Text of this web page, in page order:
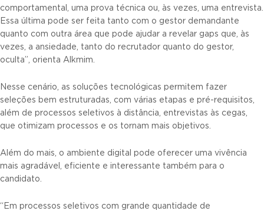
comportamental, uma prova técnica ou, às vezes, uma entrevista.
Essa última pode ser feita tanto com o gestor demandante
quanto com outra área que pode ajudar a revelar gaps que, às
vezes, a ansiedade, tanto do recrutador quanto do gestor,
oculta”, orienta Alkmim.
Nesse cenário, as soluções tecnológicas permitem fazer
seleções bem estruturadas, com várias etapas e pré-requisitos,
além de processos seletivos à distância, entrevistas às cegas,
que otimizam processos e os tornam mais objetivos.
Além do mais, o ambiente digital pode oferecer uma vivência
mais agradável, eficiente e interessante também para o
candidato.
“Em processos seletivos com grande quantidade de